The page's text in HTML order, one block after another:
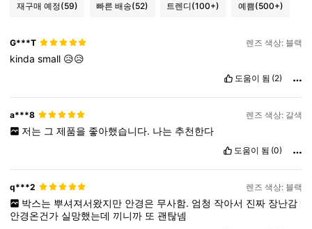
재구매 예정(59) 빠른 배송(52) 트렌디(100+) 예쁨(500+)
G***T 렌즈 색상: 블랙
kindasmall 😥😥
도움이 됨 (2)
a***8 렌즈 색상: 갈색
저는 그 제품을 좋아했습니다. 나는 추천한다
도움이 됨 (0)
q***2 렌즈 색상: 블랙
박스는 뿌셔져서왔지만 안경은 무사함. 엄청 작아서 진짜 장난감
안경온건가 실망했는데 끼니까 또 괜탆넴